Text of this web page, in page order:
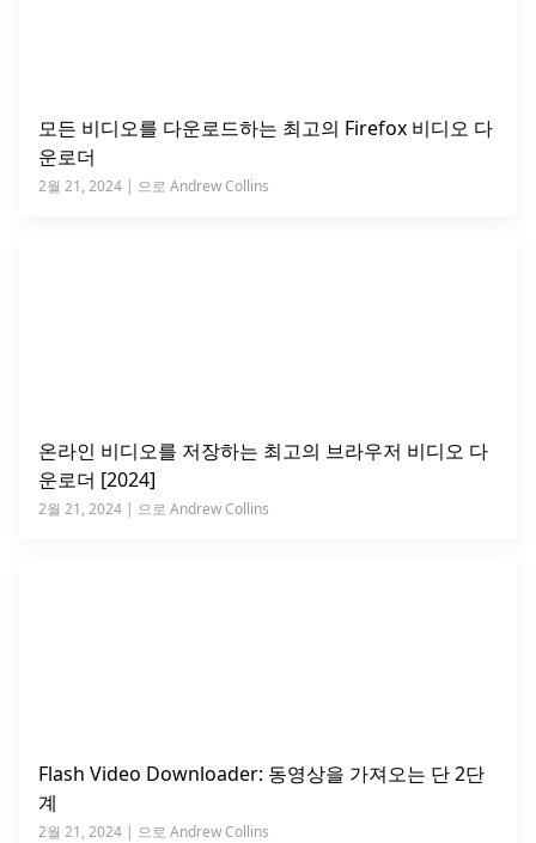
모든 비디오를 다운로드하는 최고의 Firefox 비디오 다
운로더
2월 21, 2024 | 으로 Andrew Collins
온라인 비디오를 저장하는 최고의 브라우저 비디오 다
운로더 [2024]
2월 21, 2024 | 으로 Andrew Collins
Flash Video Downloader: 동영상을 가져오는 단 2단
계
2월 21, 2024 | 으로 Andrew Collins